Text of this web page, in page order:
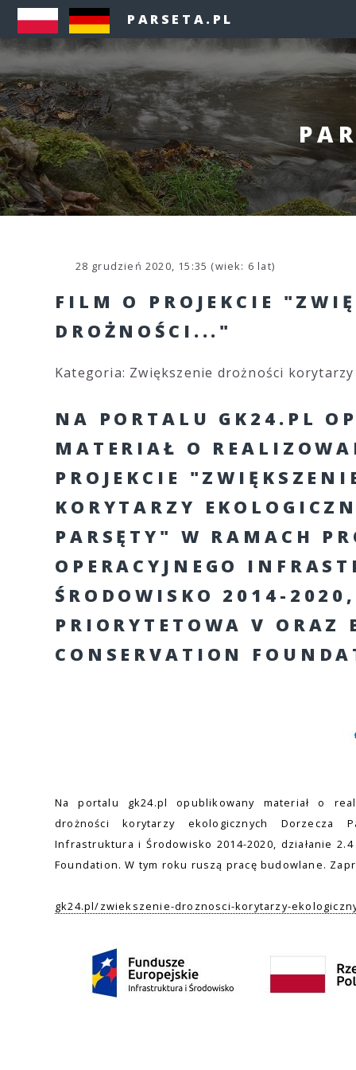
PARSETA.PL
28 grudzień 2020, 15:35 (wiek: 6 lat)
FILM O PROJEKCIE
DROŻNOŚCI..."
Kategoria: Zwiększenie drożności
NA PORTALU GK24.PL
MATERIAŁ O
PROJEKCIE
KORYTARZY
PARSĘTY" W RAMACH
OPERACYJNEGO
ŚRODOWISKO 2014-
PRIORYTETOWA V ORAZ
CONSERVATION
Na portalu gk24.pl opublikowany materiał o
drożności korytarzy ekologicznych Dorzecza
Infrastruktura i Środowisko 2014-2020, działanie
Foundation. W tym roku ruszą pracę budowlane.
gk24.pl/zwiekszenie-droznosci-korytarzy-